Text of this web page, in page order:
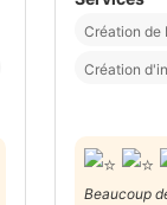
Création de
Création
Beaucoup